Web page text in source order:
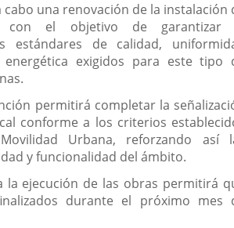
cabo una renovación de la instalación
con el objetivo de garantizar
estándares de calidad,
energética exigidos para este tipo
permitirá completar la
conforme a los criterios
Urbana, reforzando así
y funcionalidad del ámbito.
la ejecución de las obras permitirá
durante el próximo mes